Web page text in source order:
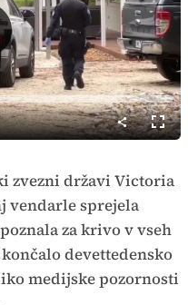
način
zvezni državi Victoria
vendarle sprejela
za krivo v vseh
devettedensko
medijske pozornosti